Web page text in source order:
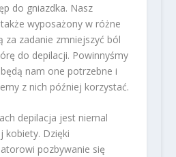
do gniazdka. Nasz
wyposażony w różne
za zadanie zmniejszyć ból
do depilacji. Powinnyśmy
nam one potrzebne i
z nich później korzystać.
depilacja jest niemal
kobiety. Dzięki
pozbywanie się